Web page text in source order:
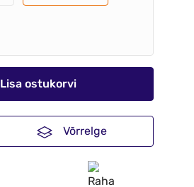
Lisa ostukorvi
Võrrelge